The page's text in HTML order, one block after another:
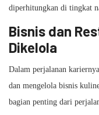
diperhitungkan di tingkat
Bisnis dan
Dikelola
Dalam perjalanan
dan mengelola bisnis
bagian penting dari